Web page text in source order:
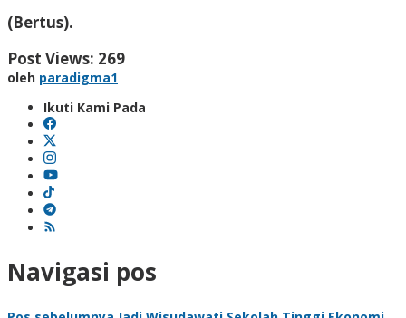
(Bertus).
Post Views: 269
oleh paradigma1
Ikuti Kami Pada
Navigasi pos